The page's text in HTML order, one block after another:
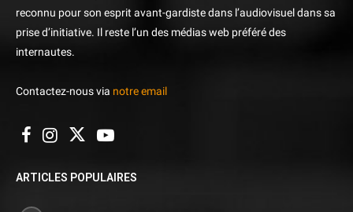
reconnu pour son esprit avant-gardiste dans l’audiovisuel dans sa
prise d’initiative. Il reste l’un des médias web préféré des
internautes.
Contactez-nous via notre email
ARTICLES POPULAIRES